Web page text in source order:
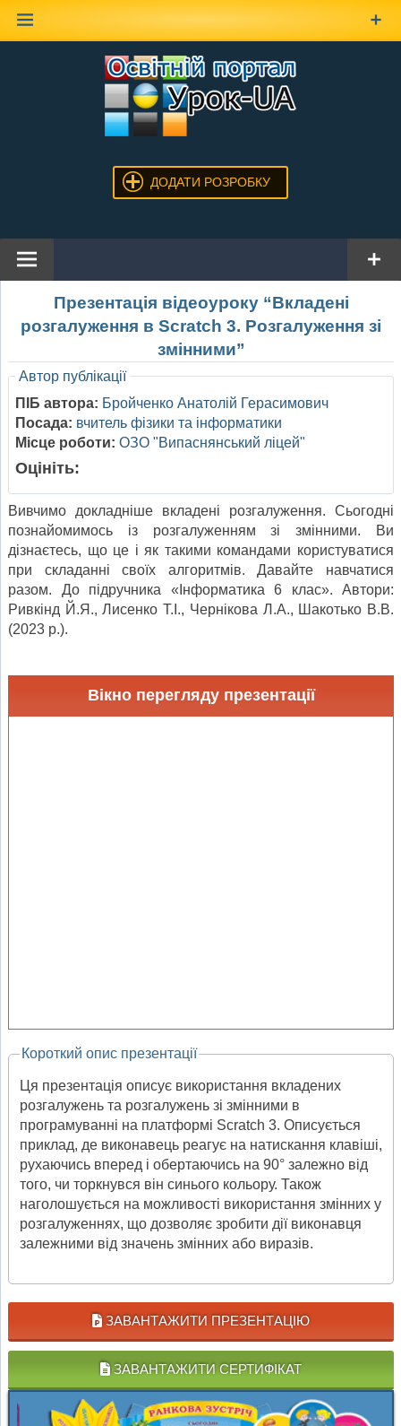
ДОДАТИ РОЗРОБКУ
Презентація відеоуроку “Вкладені
розгалуження в Scratch 3. Розгалуження зі
змінними”
Автор публікації
ПІБ автора: Бройченко Анатолій Герасимович
Посада: вчитель фізики та інформатики
Місце роботи: ОЗО "Випаснянський ліцей"
Оцініть:
Вивчимо докладніше вкладені розгалуження. Сьогодні
познайомимось із розгалуженням зі змінними. Ви
дізнаєтесь, що це і як такими командами користуватися
при складанні своїх алгоритмів. Давайте навчатися
разом. До підручника «Інформатика 6 клас». Автори:
Ривкінд Й.Я., Лисенко Т.І., Чернікова Л.А., Шакотько В.В.
(2023 р.).
Вікно перегляду презентації
Короткий опис презентації
Ця презентація описує використання вкладених
розгалужень та розгалужень зі змінними в
програмуванні на платформі Scratch 3. Описується
приклад, де виконавець реагує на натискання клавіші,
рухаючись вперед і обертаючись на 90° залежно від
того, чи торкнувся він синього кольору. Також
наголошується на можливості використання змінних у
розгалуженнях, що дозволяє зробити дії виконавця
залежними від значень змінних або виразів.
ЗАВАНТАЖИТИ ПРЕЗЕНТАЦІЮ
ЗАВАНТАЖИТИ СЕРТИФІКАТ